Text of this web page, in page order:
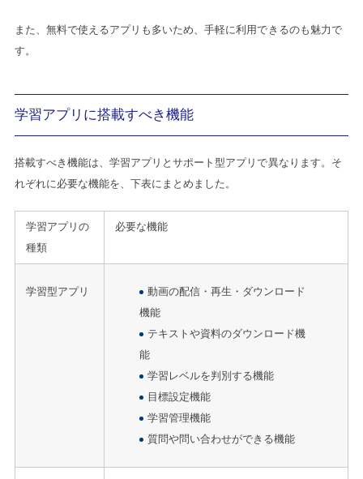
また、無料で使えるアプリも多いため、手軽に利用できるのも魅力で
す。
学習アプリに搭載すべき機能
搭載すべき機能は、学習アプリとサポート型アプリで異なります。そ
れぞれに必要な機能を、下表にまとめました。
学習アプリの
種類
必要な機能
学習型アプリ
動画の配信・再生・ダウンロード
機能
テキストや資料のダウンロード機
能
学習レベルを判別する機能
目標設定機能
学習管理機能
質問や問い合わせができる機能